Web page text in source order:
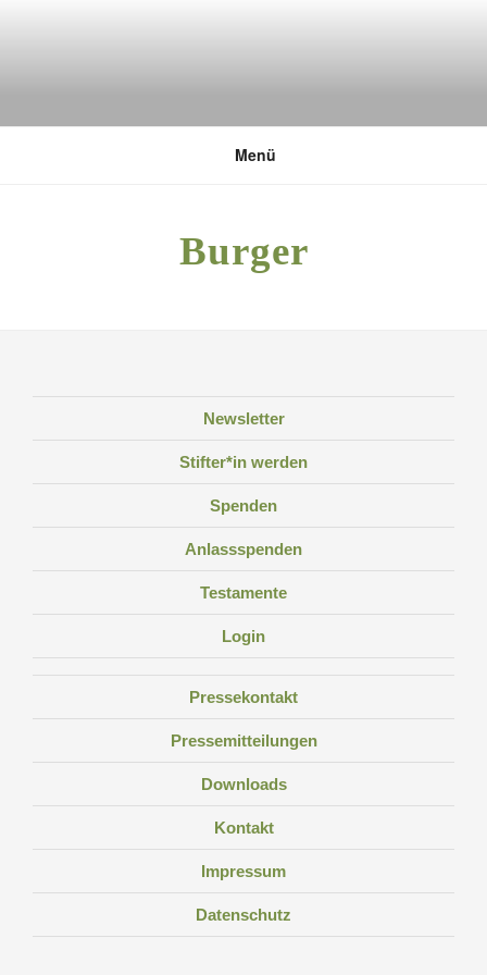
DEUTSCHE UMWELTSTIFTUNG
Menü
Burger
Newsletter
Stifter*in werden
Spenden
Anlassspenden
Testamente
Login
Pressekontakt
Pressemitteilungen
Downloads
Kontakt
Impressum
Datenschutz